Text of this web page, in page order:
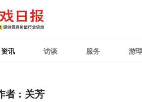
资讯 访谈 服务 游
者 : 关芳